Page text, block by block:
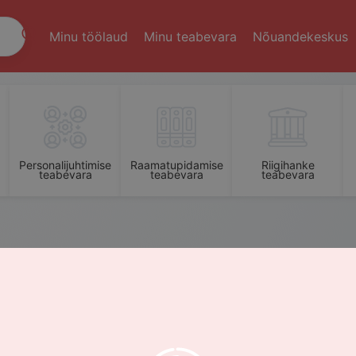
Minu töölaud Minu teabevara Nõuandekeskus
Personalijuhtimise
teabevara
Raamatupidamise
teabevara
Riigihanke
teabevara